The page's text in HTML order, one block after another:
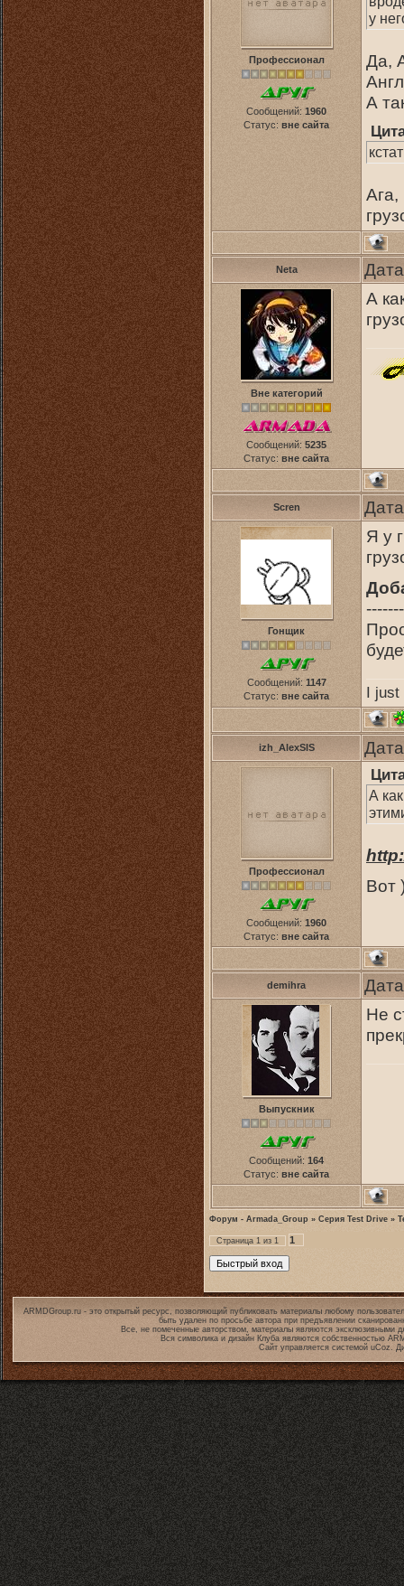
Профессионал
Сообщений: 1960
Статус: вне сайта
у
Да,
А
Ага,
Neta
Вне категорий
Сообщений: 5235
Статус: вне сайта
А
Scren
Гонщик
Сообщений: 1147
Статус: вне сайта
Я у
I just
izh_AlexSIS
Профессионал
Сообщений: 1960
Статус: вне сайта
А
Вот
demihra
Выпускник
Сообщений: 164
Статус: вне сайта
Не
Форум - Armada_Group » Серия Test Drive »
Страница 1 из 1 1
ARMDGroup.ru - это открытый ресурс, позволяющий публиковать материалы любому
быть удален по просьбе автора при предъявлении
Все, не помеченные авторством, материалы являются эксклюзивными
Вся символика и дизайн Клуба являются собственностью
Сайт управляется системой uCoz.